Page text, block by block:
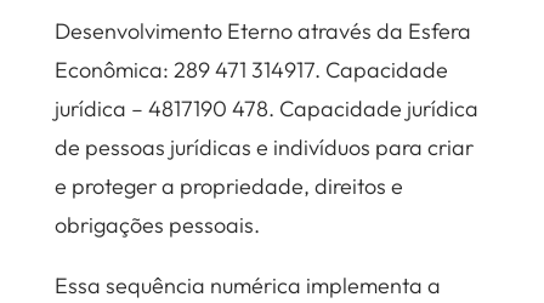
Desenvolvimento Eterno através da Esfera
Econômica: 289 471 314917. Capacidade
jurídica – 4817190 478. Capacidade jurídica
de pessoas jurídicas e indivíduos para criar
e proteger a propriedade, direitos e
obrigações pessoais.
Essa sequência numérica implementa a